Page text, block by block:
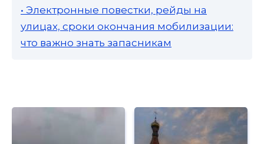
• Электронные повестки, рейды на
улицах, сроки окончания мобилизации:
что важно знать запасникам